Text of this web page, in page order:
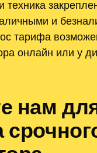
техника
и
тарифа
онлайн или у
нам